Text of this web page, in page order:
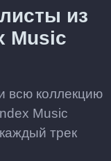
из
Music
всю коллекцию
Music
трек